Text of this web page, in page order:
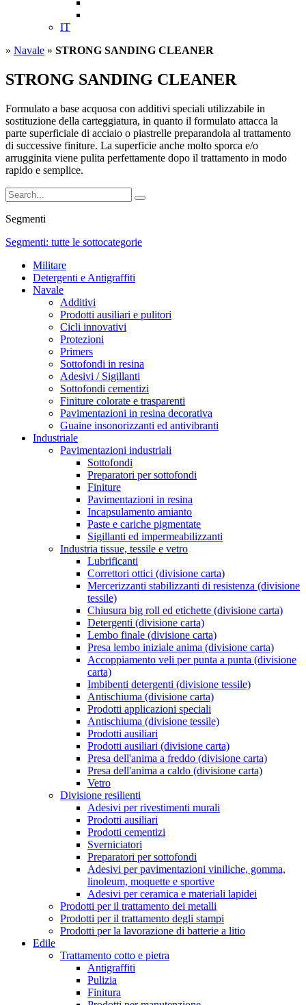
IT
» Navale » STRONG SANDING CLEANER
STRONG SANDING CLEANER
Formulato a base acquosa con additivi speciali utilizzabile in
sostituzione della carteggiatura, in quanto il formulato attacca la
parte superficiale di acciaio o piastrelle preparandola al trattamento
di successive finiture. La superficie anche molto sporca e/o
arrugginita viene pulita perfettamente dopo il trattamento in modo
rapido e semplice.
Segmenti
Segmenti: tutte le sottocategorie
Militare
Detergenti e Antigraffiti
Navale
Additivi
Prodotti ausiliari e pulitori
Cicli innovativi
Protezioni
Primers
Sottofondi in resina
Adesivi / Sigillanti
Sottofondi cementizi
Finiture colorate e trasparenti
Pavimentazioni in resina decorativa
Guaine insonorizzanti ed antivibranti
Industriale
Pavimentazioni industriali
Sottofondi
Preparatori per sottofondi
Finiture
Pavimentazioni in resina
Incapsulamento amianto
Paste e cariche pigmentate
Sigillanti ed impermeabilizzanti
Industria tissue, tessile e vetro
Lubrificanti
Correttori ottici (divisione carta)
Mercerizzanti stabilizzanti di resistenza (divisione
tessile)
Chiusura big roll ed etichette (divisione carta)
Detergenti (divisione carta)
Lembo finale (divisione carta)
Presa lembo iniziale anima (divisione carta)
Accoppiamento veli per punta a punta (divisione
carta)
Imbibenti detergenti (divisione tessile)
Antischiuma (divisione carta)
Prodotti applicazioni speciali
Antischiuma (divisione tessile)
Prodotti ausiliari
Prodotti ausiliari (divisione carta)
Presa dell'anima a freddo (divisione carta)
Presa dell'anima a caldo (divisione carta)
Vetro
Divisione resilienti
Adesivi per rivestimenti murali
Prodotti ausiliari
Prodotti cementizi
Sverniciatori
Preparatori per sottofondi
Adesivi per pavimentazioni viniliche, gomma,
linoleum, moquette e sportive
Adesivi per ceramica e materiali lapidei
Prodotti per il trattamento dei metalli
Prodotti per il trattamento degli stampi
Prodotti per la lavorazione di batterie a litio
Edile
Trattamento cotto e pietra
Antigraffiti
Pulizia
Finitura